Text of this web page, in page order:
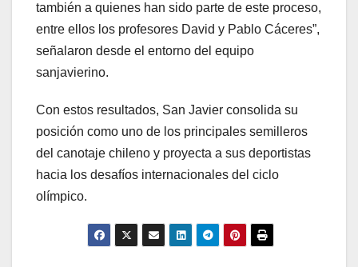
también a quienes han sido parte de este proceso,
entre ellos los profesores David y Pablo Cáceres”,
señalaron desde el entorno del equipo
sanjavierino.
Con estos resultados, San Javier consolida su
posición como uno de los principales semilleros
del canotaje chileno y proyecta a sus deportistas
hacia los desafíos internacionales del ciclo
olímpico.